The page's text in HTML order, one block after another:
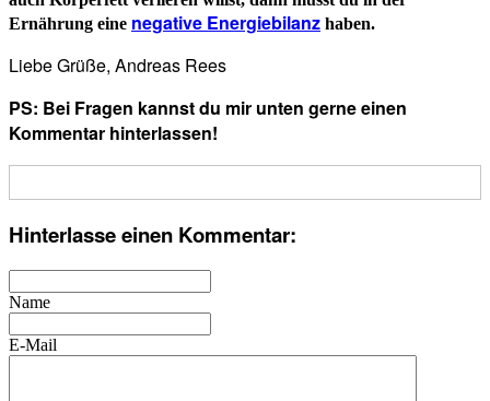
Ernährung eine negative Energiebilanz haben.
Liebe Grüße, Andreas Rees
PS: Bei Fragen kannst du mir unten gerne einen
Kommentar hinterlassen!
Hinterlasse einen Kommentar:
Name
E-Mail